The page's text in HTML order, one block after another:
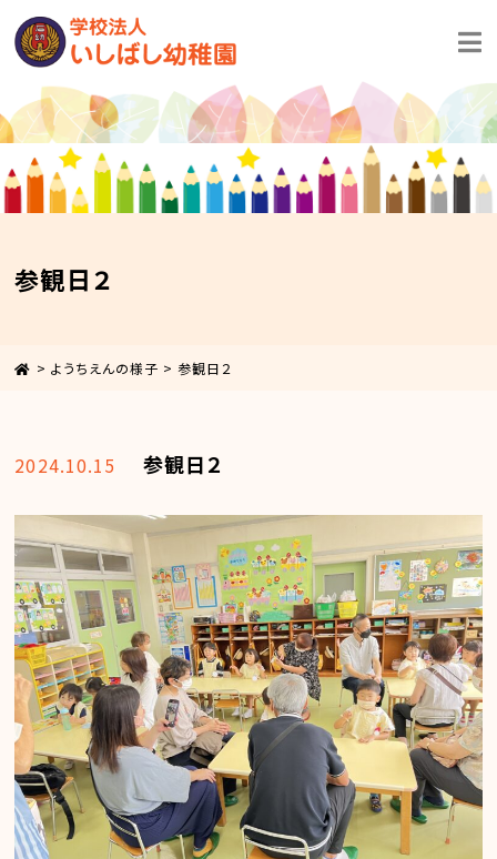
参観日２
> ようちえんの様子 >参観日２
2024.10.15 参観日２